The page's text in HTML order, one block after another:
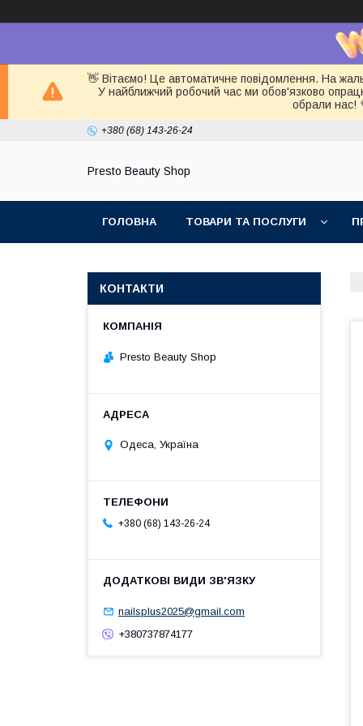
👋 Вітаємо! Це автоматичне повідомлення. На
У найближчий робочий час ми обов'язково
обрали нас!
+380 (68) 143-26-24
Presto Beauty Shop
ГОЛОВНА ТОВАРИ ТА ПОСЛУГИ
КОНТАКТИ
Presto Beauty Shop
Одеса, Україна
+380 (68) 143-26-24
nailsplus2025@gmail.com
+380737874177